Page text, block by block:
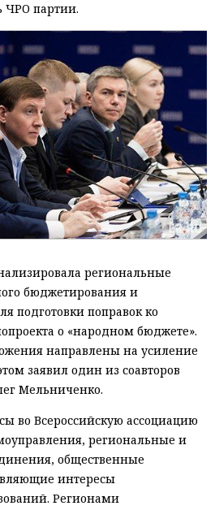
ЧРО партии.
региональные
бюджетирования и
подготовки поправок ко
о «народном бюджете».
направлены на усиление
заявил один из соавторов
Мельниченко.
во Всероссийскую ассоциацию
региональные и
общественные
интересы
Регионами